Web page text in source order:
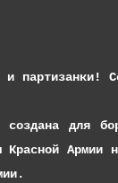
для
Армии